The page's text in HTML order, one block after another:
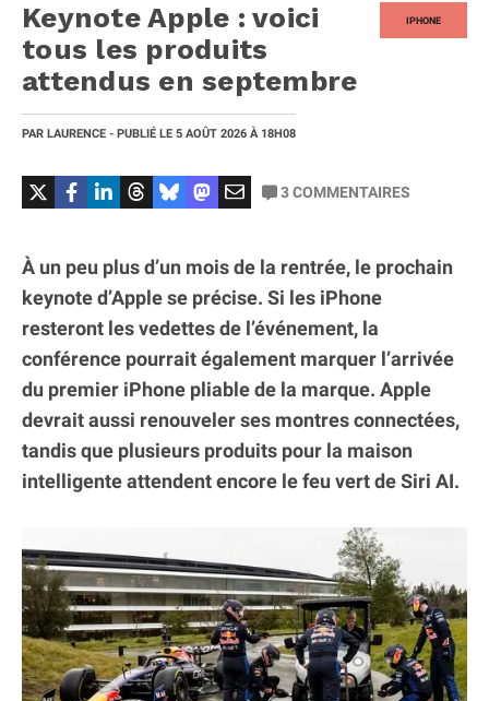
IPHONE
Keynote Apple : voici
tous les produits
attendus en septembre
PAR LAURENCE - PUBLIÉ LE 5 AOÛT 2026 À 18H08
3COMMENTAIRES
À un peu plus d’un mois de la rentrée, le prochain
keynote d’Apple se précise. Si les iPhone
resteront les vedettes de l’événement, la
conférence pourrait également marquer l’arrivée
du premier iPhone pliable de la marque. Apple
devrait aussi renouveler ses montres connectées,
tandis que plusieurs produits pour la maison
intelligente attendent encore le feu vert de Siri AI.